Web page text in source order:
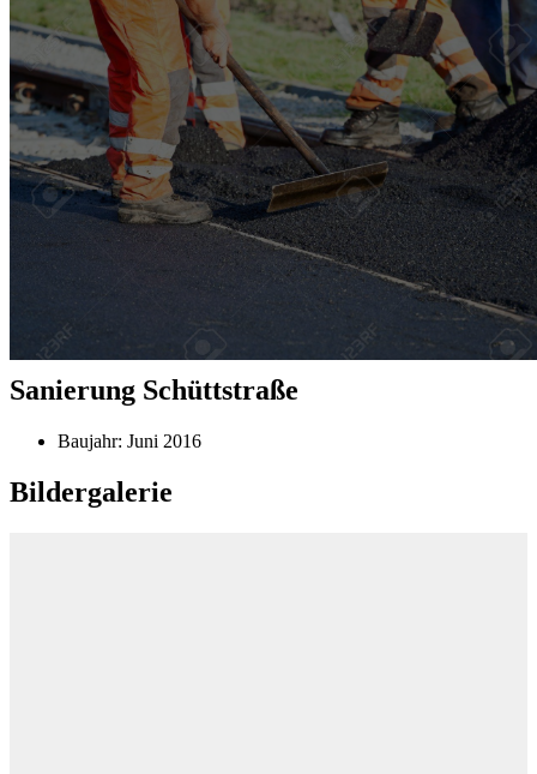
info@tomac-gmbh.de 06281 / 564981-0
Leistungen
Referenzen
Jobs
Über uns
Kontakt
Sanierung Schüttstraße
Sanierung Schüttstraße
Baujahr: Juni 2016
Bildergalerie